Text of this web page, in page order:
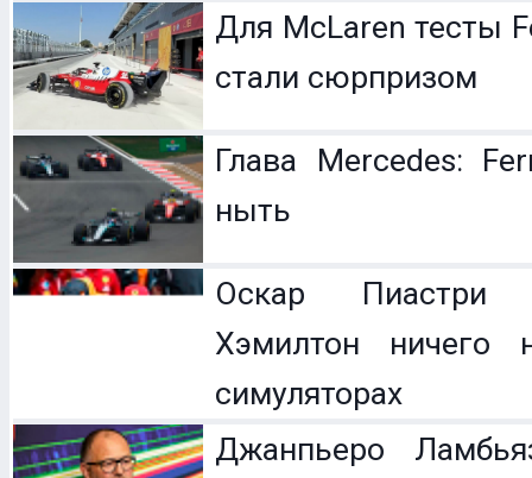
Для McLaren тесты
стали сюрпризом
Глава Mercedes:
ныть
Оскар Пиастри
Хэмилтон ничего
симуляторах
Джанпьеро